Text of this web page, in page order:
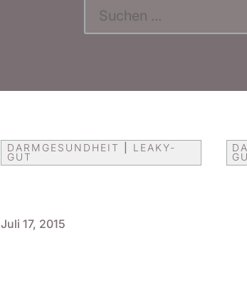
Juli 17, 2015
DARMGESUNDHEIT
LEAKY-
GUT